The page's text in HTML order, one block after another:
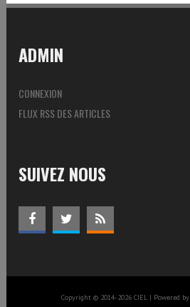
ADMIN
CONNEXION
FLUX RSS DES ARTICLES
SUIVEZ NOUS
Copyright © 2014-2026 CIEL | Powered by